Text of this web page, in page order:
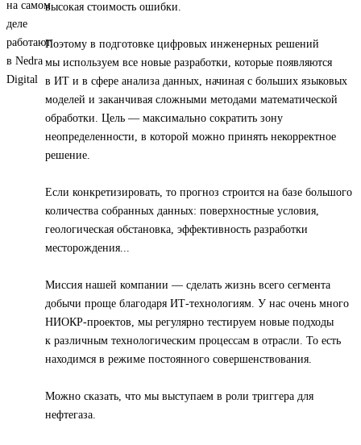
высокая стоимость ошибки.
Поэтому в подготовке цифровых инженерных решений
мы используем все новые разработки, которые появляются
в ИТ и в сфере анализа данных, начиная с больших языковых
моделей и заканчивая сложными методами математической
обработки. Цель — максимально сократить зону
неопределенности, в которой можно принять некорректное
решение.
Если конкретизировать, то прогноз строится на базе большого
количества собранных данных: поверхностные условия,
геологическая обстановка, эффективность разработки
месторождения...
Миссия нашей компании — сделать жизнь всего сегмента
добычи проще благодаря ИТ-технологиям. У нас очень много
НИОКР-проектов, мы регулярно тестируем новые подходы
к различным технологическим процессам в отрасли. То есть
находимся в режиме постоянного совершенствования.
Можно сказать, что мы выступаем в роли триггера для
нефтегаза.